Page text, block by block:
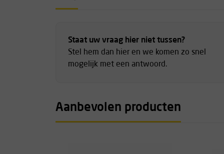
Binnenvak met rits in het
Lussen voor touwbevestiging
Staat uw vraag hier niet tussen?
Stel hem dan hier en we komen zo snel
mogelijk met een antwoord.
Aanbevolen producten